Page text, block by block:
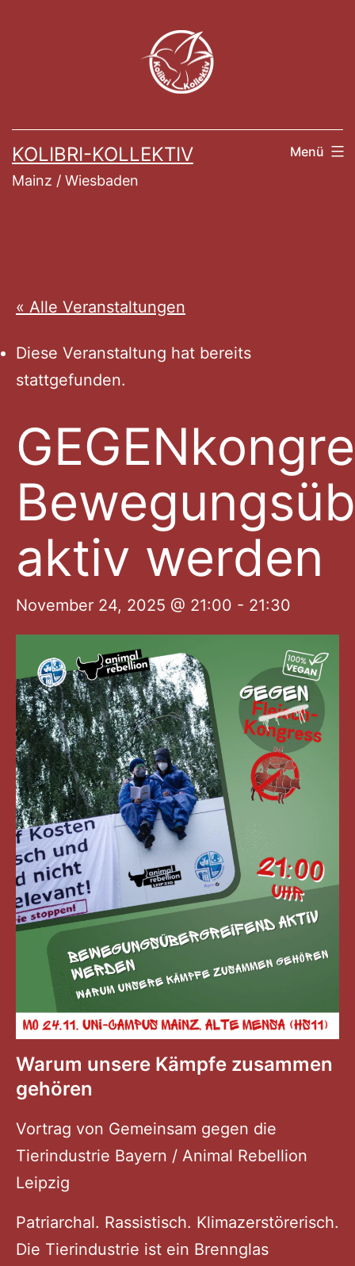
KOLIBRI-KOLLEKTIV
Mainz / Wiesbaden
Menü
« Alle Veranstaltungen
Diese Veranstaltung hat bereits
stattgefunden.
aktiv werden
November 24, 2025 @ 21:00 - 21:30
Warum unsere Kämpfe zusammen
gehören
Vortrag von Gemeinsam gegen die
Tierindustrie Bayern / Animal Rebellion
Leipzig
Patriarchal. Rassistisch. Klimazerstörerisch.
Die Tierindustrie ist ein Brennglas